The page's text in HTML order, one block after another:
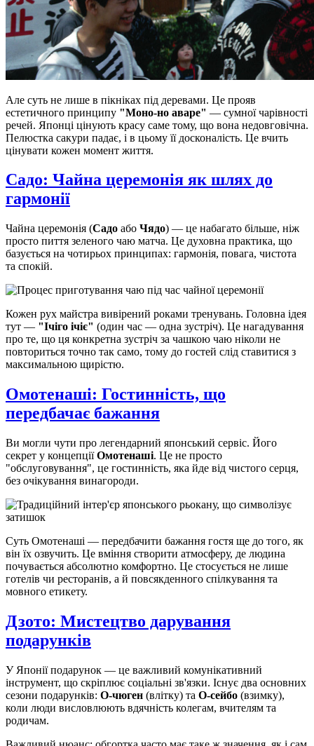
Але суть не лише в пікніках під деревами. Це прояв
естетичного принципу "Моно-но аваре" — сумної чарівності
речей. Японці цінують красу саме тому, що вона недовговічна.
Пелюстка сакури падає, і в цьому її досконалість. Це вчить
цінувати кожен момент життя.
Садо: Чайна церемонія як шлях до
гармонії
Чайна церемонія (Садо або Чядо) — це набагато більше, ніж
просто пиття зеленого чаю матча. Це духовна практика, що
базується на чотирьох принципах: гармонія, повага, чистота
та спокій.
Кожен рух майстра вивірений роками тренувань. Головна ідея
тут — "Ічіго ічіє" (один час — одна зустріч). Це нагадування
про те, що ця конкретна зустріч за чашкою чаю ніколи не
повториться точно так само, тому до гостей слід ставитися з
максимальною щирістю.
Омотенаші: Гостинність, що
передбачає бажання
Ви могли чути про легендарний японський сервіс. Його
секрет у концепціїОмотенаші. Це не просто
"обслуговування", це гостинність, яка йде від чистого серця,
без очікування винагороди.
Суть Омотенаші — передбачити бажання гостя ще до того, як
він їх озвучить. Це вміння створити атмосферу, де людина
почувається абсолютно комфортно. Це стосується не лише
готелів чи ресторанів, а й повсякденного спілкування та
мовного етикету.
Дзото: Мистецтво дарування
подарунків
У Японії подарунок — це важливий комунікативний
інструмент, що скріплює соціальні зв'язки. Існує два основних
сезони подарунків: О-чюген (влітку) та О-сейбо (взимку),
коли люди висловлюють вдячність колегам, вчителям та
родичам.